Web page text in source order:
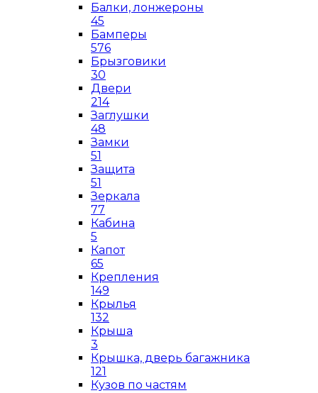
Балки, лонжероны
45
Бамперы
576
Брызговики
30
Двери
214
Заглушки
48
Замки
51
Защита
51
Зеркала
77
Кабина
5
Капот
65
Крепления
149
Крылья
132
Крыша
3
Крышка, дверь багажника
121
Кузов по частям